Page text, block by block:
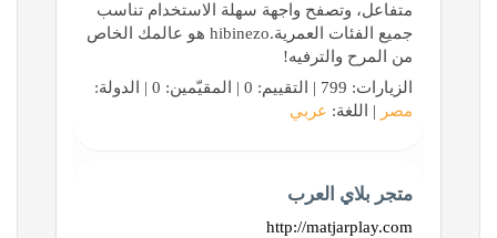
متفاعل، وتصفح واجهة سهلة الاستخدام تناسب
جميع الفئات العمرية.hibinezo هو عالمك الخاص
من المرح والترفيه!
الزيارات: 799 | التقييم: 0 | المقيّمين: 0 | الدولة:
مصر | اللغة: عربي
متجر بلاي العرب
http://matjarplay.com